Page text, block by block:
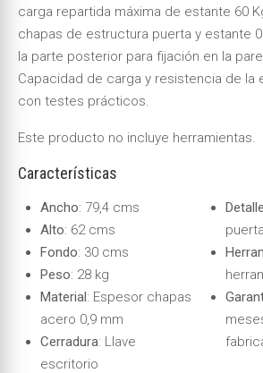
carga repartida máxima de estante 60
chapas de estructura puerta y estante
la parte posterior para fijación en la
Capacidad de carga y resistencia de la
con testes prácticos.
Este producto no incluye herramientas.
Características
Ancho: 79,4 cms
Alto: 62 cms
Fondo: 30 cms
Peso: 28 kg
Material: Espesor chapas
acero 0,9 mm
Cerradura: Llave
escritorio
Detalle